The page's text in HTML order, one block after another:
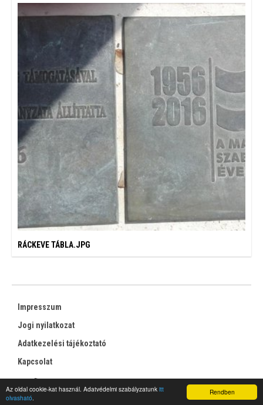
Rendben
Az oldal cookie-kat használ. Adatvédelmi szabályzatunk itt
olvasható.
RÁCKEVE TÁBLA.JPG
Impresszum
Jogi nyilatkozat
Adatkezelési tájékoztató
Kapcsolat